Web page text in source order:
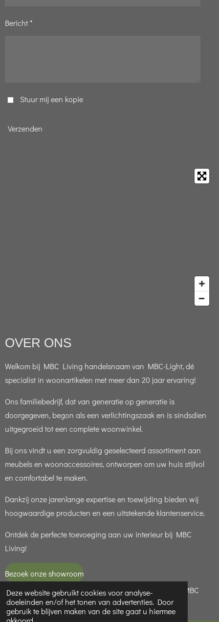
Deze website gebruikt cookies voor analyse-
doeleinden en/of het tonen van advertenties. Door
gebruik te blijven maken van de site gaat u hiermee
Bericht *
Stuur mij een kopie
Verzenden
OVER ONS
Welkom bij MBC Living handelsnaam van MBC-Light, dé
specialist in woonartikelen met meer dan 20 jaar ervaring!
Ons familiebedrijf, dat van generatie op generatie is
doorgegeven, begon als een verlichtingszaak en is sindsdien
uitgegroeid tot een complete woonwinkel.
Bij ons vindt u een zorgvuldig geselecteerd assortiment aan
meubels en woonaccessoires, ontworpen om uw huis stijlvol
en comfortabel te maken.
Dankzij onze jarenlange expertise en toewijding bieden wij
hoogwaardige producten en een uitstekende klantenservice.
Ontdek de perfecte toevoeging aan uw interieur bij MBC
Living!
Bezoek onze showroom
© 2021 - 2026 MBC LIVING is een handelsnaam van MBC
LIGHT ( KvK 65949188 )